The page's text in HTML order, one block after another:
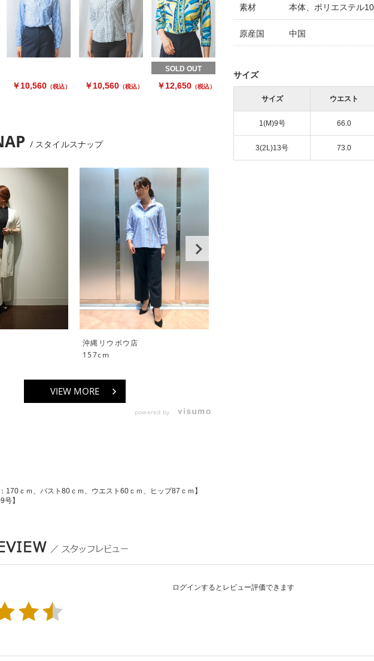
￥10,560 （税込） ￥10,560 （税込）
SOLD OUT
￥12,650 （税込）
スタイルスナップ
沖縄リウボウ店
157cm
VIEW MORE
powered by
170ｃｍ、バスト80ｃｍ、ウエスト60ｃｍ、ヒップ87ｃｍ】
】
素材 本体、ポリエステル
原産国 中国
サイズ
サイズ ウエスト
1(M)9号 66.0
3(2L)13号 73.0
ログインするとレビュー評価できます